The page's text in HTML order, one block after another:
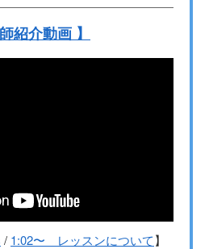
紹介動画 】
/ 1:02〜 レッスンについて】